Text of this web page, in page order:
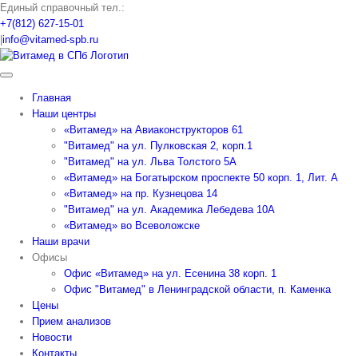
Skip
to
content
Единый справочный тел.:
+7(812) 627-15-01
info@vitamed-spb.ru
Главная
Наши центры
«Витамед» на Авиаконструкторов 61
"Витамед" на ул. Пулковская 2, корп.1
"Витамед" на ул. Льва Толстого 5А
«Витамед» на Богатырском проспекте 50 корп. 1, Лит. А
«Витамед» на пр. Кузнецова 14
"Витамед" на ул. Академика Лебедева 10А
«Витамед» во Всеволожске
Наши врачи
Офисы
Офис «Витамед» на ул. Есенина 38 корп. 1
Офис "Витамед" в Ленинградской области, п. Каменка
Цены
Прием анализов
Новости
Контакты